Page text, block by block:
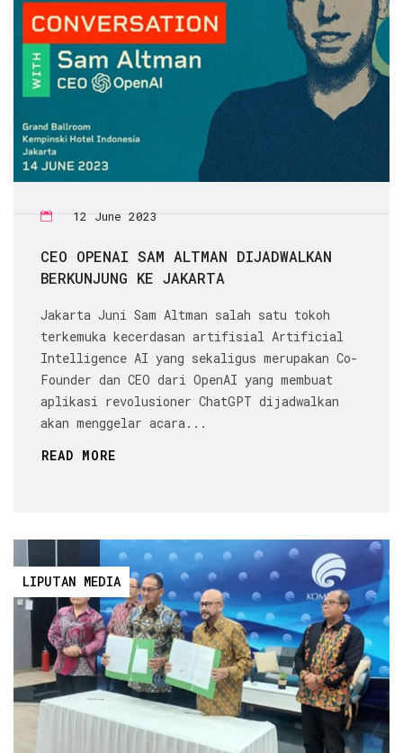
12 June 2023
CEO OPENAI SAM ALTMAN DIJADWALKAN
BERKUNJUNG KE JAKARTA
Jakarta Juni Sam Altman salah satu tokoh
terkemuka kecerdasan artifisial Artificial
Intelligence AI yang sekaligus merupakan Co-
Founder dan CEO dari OpenAI yang membuat
aplikasi revolusioner ChatGPT dijadwalkan
akan menggelar acara...
READ MORE
LIPUTAN MEDIA